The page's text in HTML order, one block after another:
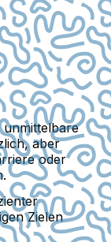
unmittelbare
aber
oder
Zielen